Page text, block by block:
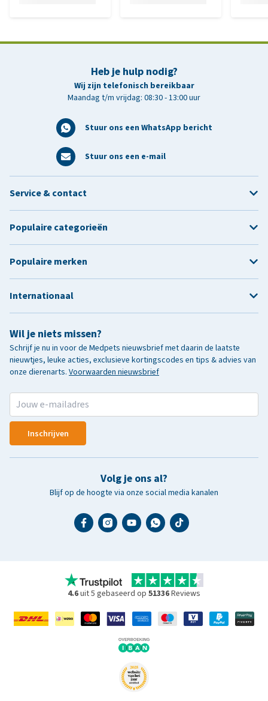
Heb je hulp nodig?
Wij zijn telefonisch bereikbaar
Maandag t/m vrijdag: 08:30 - 13:00 uur
Stuur ons een WhatsApp bericht
Stuur ons een e-mail
Wil je niets missen?
Schrijf je nu in voor de Medpets nieuwsbrief met daarin de laatste
nieuwtjes, leuke acties, exclusieve kortingscodes en tips & advies van
onze dierenarts. Voorwaarden nieuwsbrief
Inschrijven
Volg je ons al?
Blijf op de hoogte via onze social media kanalen
Service & contact
Populaire categorieën
Populaire merken
Internationaal
4.6uit 5 gebaseerd op 51336Reviews